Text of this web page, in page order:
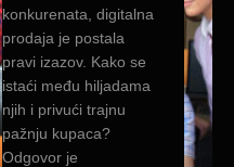
konkurenata, digitalna
prodaja je postala
pravi izazov. Kako se
istaći među hiljadama
njih i privući trajnu
pažnju kupaca?
Odgovor je